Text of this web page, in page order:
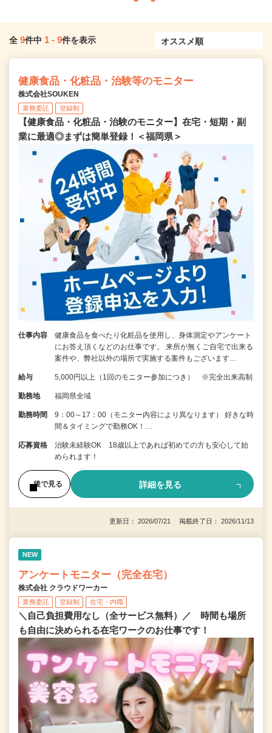
全 9件中 1 - 9件を表示
健康食品・化粧品・治験等のモニター
株式会社SOUKEN
業務委託 登録制
【健康食品・化粧品・治験のモニター】在宅・短期・副
業に最適◎まずは簡単登録！＜福岡県＞
仕事内容
健康食品を食べたり化粧品を使用し、身体測定やアンケート
にお答え頂くなどのお仕事です。 来所が無くご自宅で出来る
案件や、弊社以外の場所で実施する案件もございます…
給与 5,000円以上（1回のモニター参加につき） ※完全出来高制
勤務地 福岡県全域
勤務時間
9：00～17：00（モニター内容により異なります） 好きな時
間＆タイミングで勤務OK！…
応募資格
治験未経験OK 18歳以上であれば初めての方も安心して始
められます！
後で見る 詳細を見る
更新日： 2026/07/21 掲載終了日： 2026/11/13
NEW
アンケートモニター（完全在宅）
株式会社 クラウドワーカー
業務委託 登録制 在宅・内職
＼自己負担費用なし（全サービス無料）／ 時間も場所
も自由に決められる在宅ワークのお仕事です！